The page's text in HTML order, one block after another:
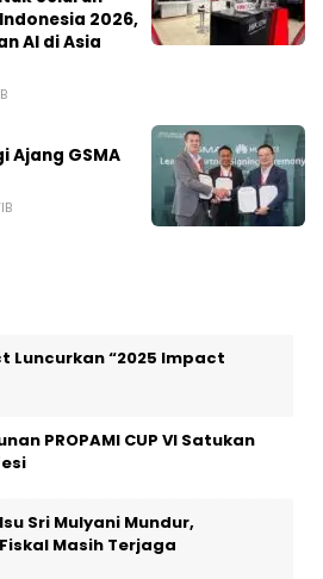
2026,
AI di Asia
Ajang GSMA
Luncurkan “2025 Impact
PROPAMI CUP VI Satukan
Sri Mulyani Mundur,
Masih Terjaga